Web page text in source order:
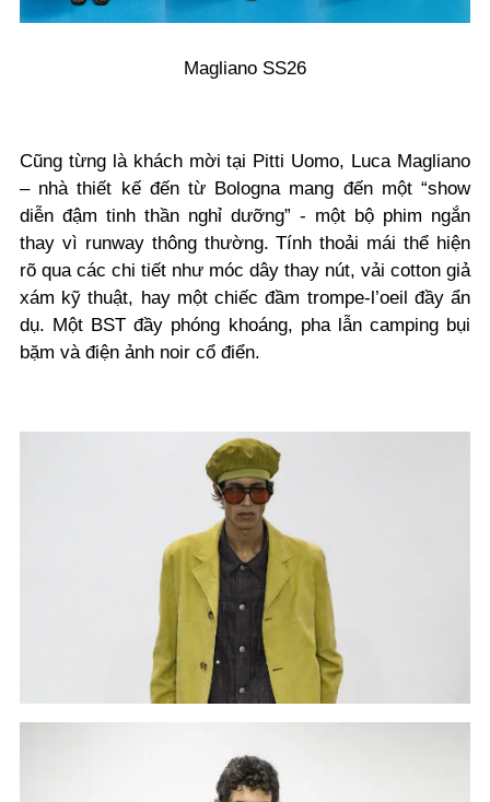
Magliano SS26
Cũng từng là khách mời tại Pitti Uomo, Luca Magliano
– nhà thiết kế đến từ Bologna mang đến một “show
diễn đậm tinh thần nghỉ dưỡng” - một bộ phim ngắn
thay vì runway thông thường. Tính thoải mái thể hiện
rõ qua các chi tiết như móc dây thay nút, vải cotton giả
xám kỹ thuật, hay một chiếc đầm trompe-l’oeil đầy ẩn
dụ. Một BST đầy phóng khoáng, pha lẫn camping bụi
bặm và điện ảnh noir cổ điển.